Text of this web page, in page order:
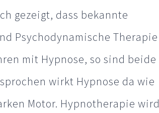
gezeigt, dass bekannte
Psychodynamische Therapie
mit Hypnose, so sind beide
wirkt Hypnose da wie
Motor. Hypnotherapie wird